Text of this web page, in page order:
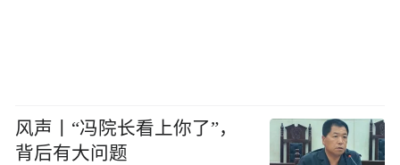
风声丨“冯院长看上你了”，
背后有大问题